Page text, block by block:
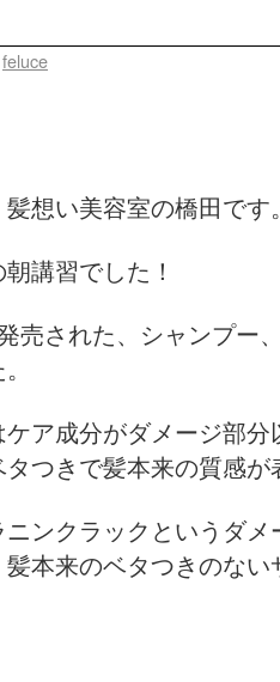
feluce
想い美容室の橋田です
講習でした！
売された、シャンプー
ア成分がダメージ部
つきで髪本来の質感
ンクラックというダ
本来のベタつきのな